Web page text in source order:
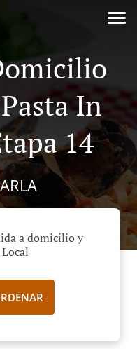
In
14
a domicilio y